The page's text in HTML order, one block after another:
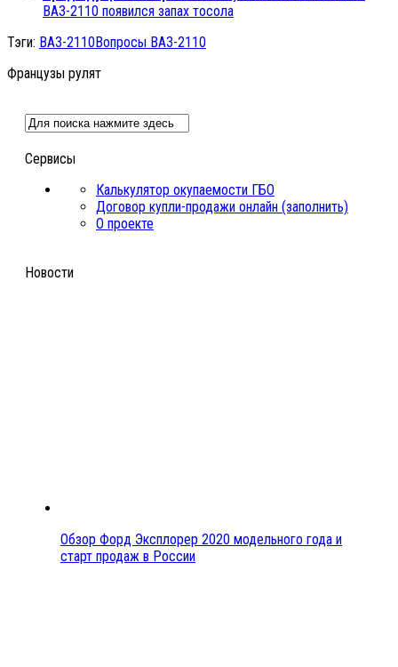
ВАЗ-2110 появился запах тосола
Тэги: ВАЗ-2110Вопросы ВАЗ-2110
Французы рулят
Сервисы
Калькулятор окупаемости ГБО
Договор купли-продажи онлайн (заполнить)
О проекте
Новости
Обзор Форд Эксплорер 2020 модельного года и
старт продаж в России